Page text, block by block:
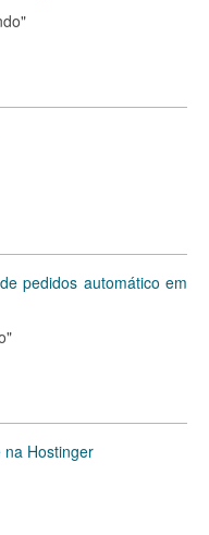
pedidos automático em
na Hostinger